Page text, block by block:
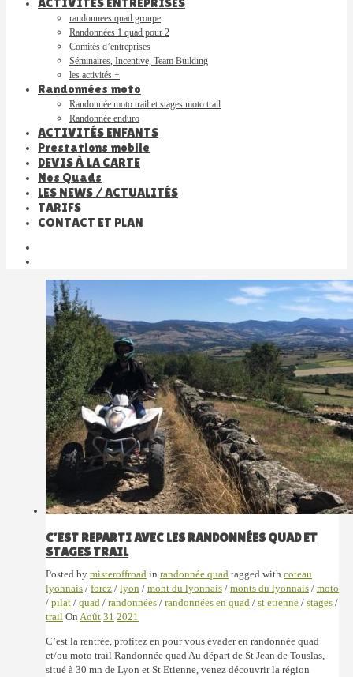
randonnees quad groupe
Randonnées 1 quad pour 2
Comités d’entreprises
Séminaires, Incentive, Team Building
les activités +
Randonnées moto
Randonnée moto trail et stages moto trail
Randonnée enduro
ACTIVITÉS ENFANTS
Prestations mobile
DEVIS À LA CARTE
Nos Quads
LES NEWS / ACTUALITÉS
TARIFS
CONTACT ET PLAN
C’EST REPARTI AVEC LES RANDONNÉES QUAD ET
STAGES TRAIL
Posted by misteroffroad in randonnée quad tagged with coteau
lyonnais / forez / lyon / mont du lyonnais / monts du lyonnais / moto
/ pilat / quad / randonnées / randonnées en quad / st etienne / stages /
trail On Août 31 2021
C’est la rentrée, profitez en pour vous évader en randonnée quad
et/ou moto trail Randonnée quad Au départ de St Jean de Touslas,
situé à 30 mn de Lyon et St Etienne, venez découvrir la région